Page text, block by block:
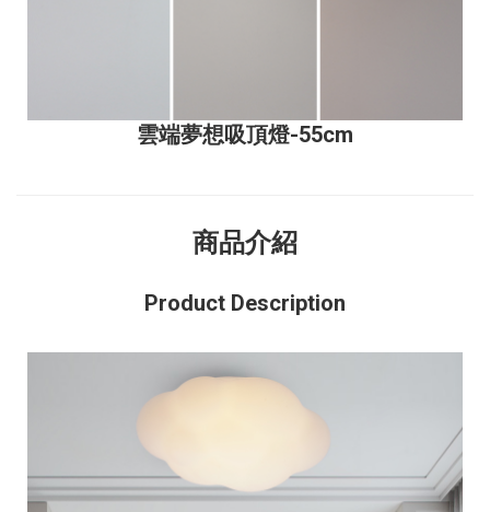
雲端夢想吸頂燈-55cm
商品介紹
Product Description